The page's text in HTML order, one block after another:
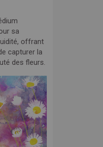
sa
offrant
capturer la
des fleurs.